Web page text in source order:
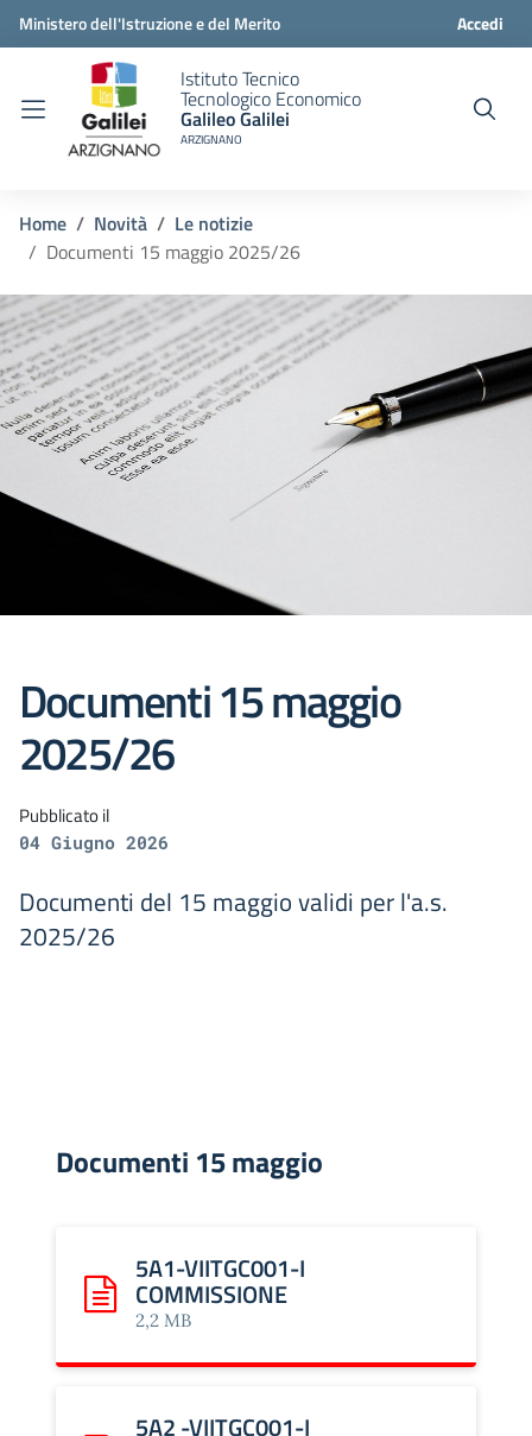
Ministero dell'Istruzione e del Merito Accedi
Istituto Tecnico
Tecnologico Economico
Galileo Galilei
ARZIGNANO
Home Novità
Le notizie
Documenti 15 maggio 2025/26
Documenti 15 maggio
2025/26
Pubblicato il
04 Giugno 2026
Documenti del 15 maggio validi per l'a.s.
2025/26
Documenti 15 maggio
Scarica: 5A1-VIITGC001-I COMMISSIONE
5A1-VIITGC001-I
COMMISSIONE
2,2 MB
5A2 -VIITGC001-I